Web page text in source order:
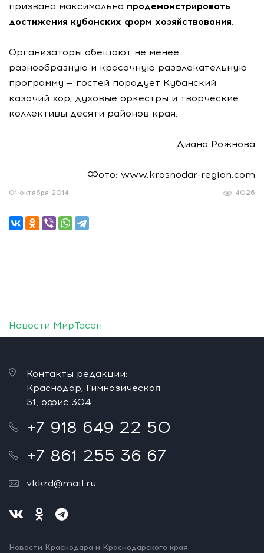
призвана максимально продемонстрировать
достижения кубанских форм хозяйствования.
Организаторы обещают не менее
разнообразную и красочную развлекательную
программу — гостей порадует Кубанский
казачий хор, духовые оркестры и творческие
коллективы десяти районов края.
Диана Рожнова
Фото: www.krasnodar-region.com
4026
01 октября 2014
Новости МирТесен
Контакты редакции:
Краснодар, Гимназическая
51, офис 304
+7 918 649 22 50
+7 861 255 36 67
vkkrd@mail.ru
Новости Краснодара и Краснодарского края